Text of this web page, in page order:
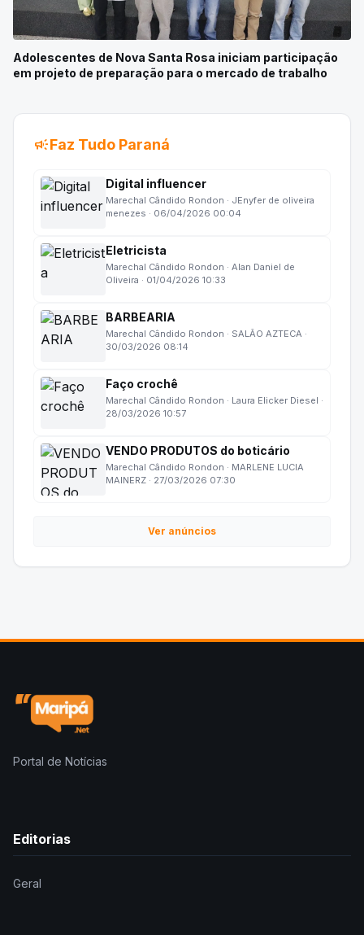
Adolescentes de Nova Santa Rosa iniciam participação
em projeto de preparação para o mercado de trabalho
campaignFaz Tudo Paraná
Digital influencer
Marechal Cândido Rondon · JEnyfer de oliveira
menezes · 06/04/2026 00:04
Eletricista
Marechal Cândido Rondon · Alan Daniel de
Oliveira · 01/04/2026 10:33
BARBEARIA
Marechal Cândido Rondon · SALÃO AZTECA ·
30/03/2026 08:14
Faço crochê
Marechal Cândido Rondon · Laura Elicker Diesel ·
28/03/2026 10:57
VENDO PRODUTOS do boticário
Marechal Cândido Rondon · MARLENE LUCIA
MAINERZ · 27/03/2026 07:30
Ver anúncios
Portal de Notícias
Editorias
Geral